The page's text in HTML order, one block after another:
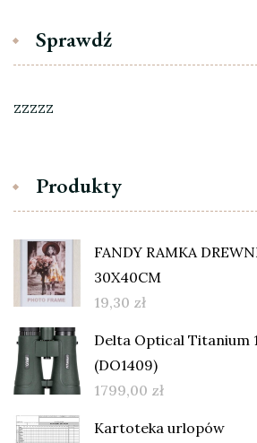
Sprawdź
zzzzz
Produkty
FANDY RAMKA
30X40CM
19,30 zł
Delta Optical Titanium
(DO1409)
1799,00 zł
Kartoteka urlopów